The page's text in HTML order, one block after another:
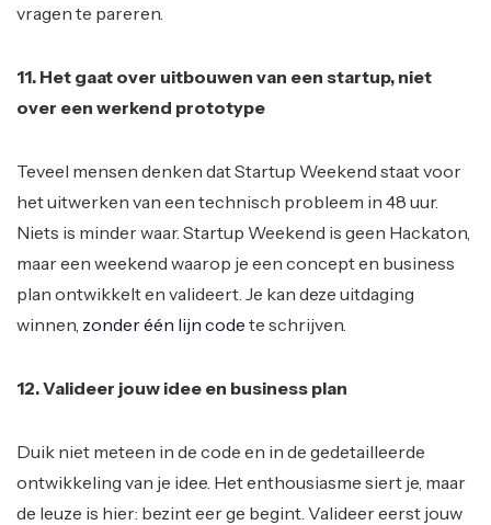
vragen te pareren.
11. Het gaat over uitbouwen van een startup, niet
over een werkend prototype
Teveel mensen denken dat Startup Weekend staat voor
het uitwerken van een technisch probleem in 48 uur.
Niets is minder waar. Startup Weekend is geen Hackaton,
maar een weekend waarop je een concept en business
plan ontwikkelt en valideert. Je kan deze uitdaging
winnen, zonder één lijn code te schrijven.
12. Valideer jouw idee en business plan
Duik niet meteen in de code en in de gedetailleerde
ontwikkeling van je idee. Het enthousiasme siert je, maar
de leuze is hier: bezint eer ge begint. Valideer eerst jouw